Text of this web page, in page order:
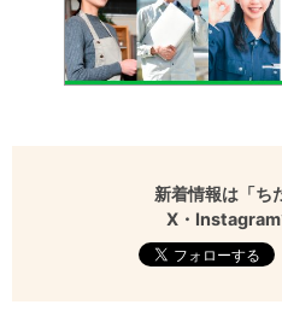
新着情報は「ち
X・Instagram